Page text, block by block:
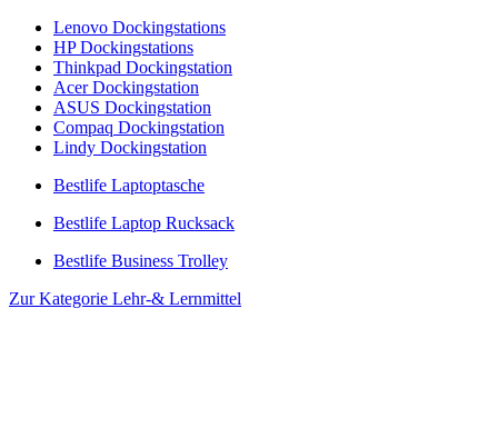
Lenovo Dockingstations
HP Dockingstations
Thinkpad Dockingstation
Acer Dockingstation
ASUS Dockingstation
Compaq Dockingstation
Lindy Dockingstation
Bestlife Laptoptasche
Bestlife Laptop Rucksack
Bestlife Business Trolley
Zur Kategorie Lehr-& Lernmittel